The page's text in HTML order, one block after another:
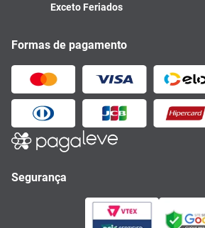
Exceto Feriados
Formas de pagamento
Segurança